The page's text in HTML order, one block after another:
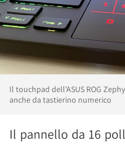
Il touchpad dell'ASUS ROG
anche da tastierino numerico
Il pannello da 16